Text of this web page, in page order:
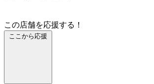
この店舗を応援する！
ここから応援